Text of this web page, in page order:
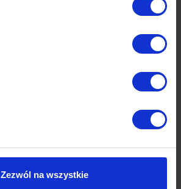
Zezwól na wszystkie